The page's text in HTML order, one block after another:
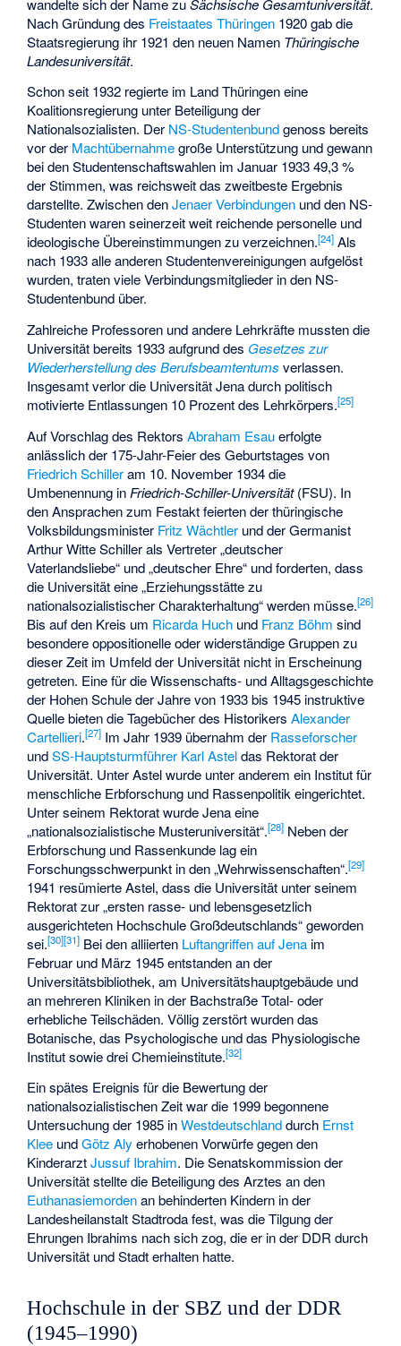
Nach Gründung des Freistaates Thüringen 1920 gab die
Staatsregierung ihr 1921 den neuen Namen Thüringische
Landesuniversität.
Schon seit 1932 regierte im Land Thüringen eine
Koalitionsregierung unter Beteiligung der
Nationalsozialisten. Der NS-Studentenbundgenoss bereits
vor der Machtübernahmegroße Unterstützung und gewann
bei den Studentenschaftswahlen im Januar 1933 49,3 %
der Stimmen, was reichsweit das zweitbeste Ergebnis
darstellte. Zwischen denJenaer Verbindungen und den NS-
Studenten waren seinerzeit weit reichende personelle und
ideologische Übereinstimmungen zu verzeichnen.[24] Als
nach 1933 alle anderen Studentenvereinigungen aufgelöst
wurden, traten viele Verbindungsmitglieder in den NS-
Studentenbund über.
Zahlreiche Professoren und andere Lehrkräfte mussten die
Universität bereits 1933 aufgrund des Gesetzes zur
Wiederherstellung des Berufsbeamtentums verlassen.
Insgesamt verlor die Universität Jena durch politisch
motivierte Entlassungen 10 Prozent des Lehrkörpers.[25]
Auf Vorschlag des RektorsAbraham Esauerfolgte
anlässlich der 175-Jahr-Feier des Geburtstages von
Friedrich Schilleram 10. November 1934 die
Umbenennung in Friedrich-Schiller-Universität(FSU). In
den Ansprachen zum Festakt feierten der thüringische
Volksbildungsminister Fritz Wächtler und der Germanist
Arthur WitteSchiller als Vertreter „deutscher
Vaterlandsliebe“ und „deutscher Ehre“ und forderten, dass
die Universität eine „Erziehungsstätte zu
nationalsozialistischer Charakterhaltung“ werden müsse.[26]
Bis auf den Kreis um Ricarda Huch und Franz Böhm sind
besondere oppositionelle oder widerständige Gruppen zu
dieser Zeit im Umfeld der Universität nicht in Erscheinung
getreten. Eine für die Wissenschafts- und Alltagsgeschichte
der Hohen Schule der Jahre von 1933 bis 1945 instruktive
Quelle bieten die Tagebücher des HistorikersAlexander
Cartellieri.[27] Im Jahr 1939 übernahm der Rasseforscher
undSS-Hauptsturmführer Karl Asteldas Rektorat der
Universität. Unter Astel wurde unter anderem ein Institut für
menschliche Erbforschung und Rassenpolitik eingerichtet.
Unter seinem Rektorat wurde Jena eine
„nationalsozialistische Musteruniversität“.[28] Neben der
Erbforschung und Rassenkunde lag ein
Forschungsschwerpunkt in den „Wehrwissenschaften“.[29]
1941 resümierte Astel, dass die Universität unter seinem
Rektorat zur „ersten rasse- und lebensgesetzlich
ausgerichteten Hochschule Großdeutschlands“ geworden
sei.[30][31] Bei den alliierten Luftangriffen auf Jena im
Februar und März 1945 entstanden an der
Universitätsbibliothek, am Universitätshauptgebäude und
an mehreren Kliniken in der Bachstraße Total- oder
erhebliche Teilschäden. Völlig zerstört wurden das
Botanische, das Psychologische und das Physiologische
Institut sowie drei Chemieinstitute.[32]
Ein spätes Ereignis für die Bewertung der
nationalsozialistischen Zeit war die 1999 begonnene
Untersuchung der 1985 inWestdeutschlanddurch Ernst
Klee undGötz Aly erhobenen Vorwürfe gegen den
KinderarztJussuf Ibrahim. Die Senatskommission der
Universität stellte die Beteiligung des Arztes an den
Euthanasiemordenan behinderten Kindern in der
Landesheilanstalt Stadtrodafest, was die Tilgung der
Ehrungen Ibrahims nach sich zog, die er in der DDR durch
Universität und Stadt erhalten hatte.
Hochschule in der SBZ und der DDR
(1945–1990)